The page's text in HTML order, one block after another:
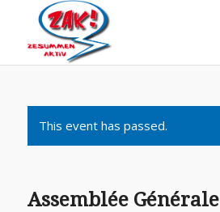
This event has passed.
Assemblée Générale